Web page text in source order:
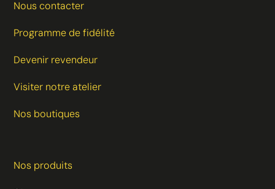
Nous contacter
Programme de fidélité
Devenir revendeur
Visiter notre atelier
Nos boutiques
Nos produits